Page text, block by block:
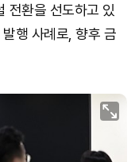
전환을 선도하고 있
행 사례로, 향후 금